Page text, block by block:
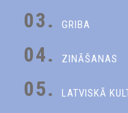
03. GRIBA
04. ZINĀŠANAS
05. LATVISKĀ